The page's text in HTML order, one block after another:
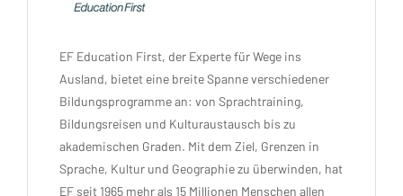
EF Education First, der Experte für Wege ins
Ausland, bietet eine breite Spanne verschiedener
Bildungsprogramme an: von Sprachtraining,
Bildungsreisen und Kulturaustausch bis zu
akademischen Graden. Mit dem Ziel, Grenzen in
Sprache, Kultur und Geographie zu überwinden, hat
EF seit 1965 mehr als 15 Millionen Menschen allen